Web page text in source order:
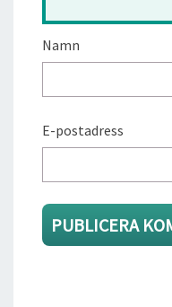
Namn
E-postadress